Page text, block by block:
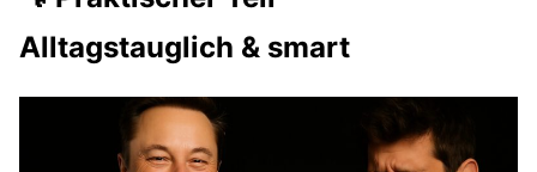
Alltagstauglich & smart